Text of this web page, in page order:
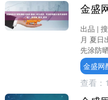
出品 |
月 夏日
先涂防
连麦”以
有....
金盛网
查看：